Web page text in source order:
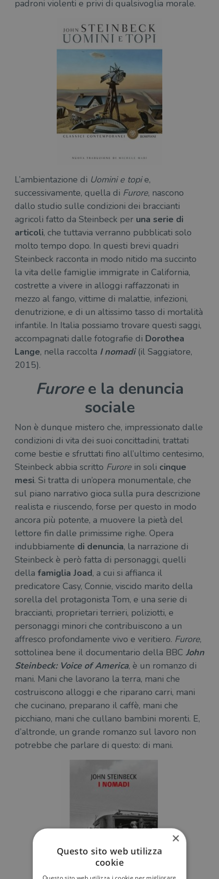
padroni violenti e privi di qualsivoglia morale.
L’ambientazione di Uomini e topie,
successivamente, quella di Furore, nascono
dallo studio sulle condizioni dei braccianti
agricoli fatto da Steinbeck per una serie di
articoli, che tuttavia verranno pubblicati solo
molto tempo dopo. In questi brevi quadri
Steinbeck racconta in modo nitido ma succinto
la vita delle famiglie immigrate in California,
costrette a vivere in alloggi raffazzonati in
mezzo al fango, vittime di malattie, infezioni,
denutrizione, e di un altissimo tasso di mortalità
infantile. In Italia possiamo trovare questi saggi,
accompagnati dalle fotografie di Dorothea
Lange, nella raccolta I nomadi(il Saggiatore,
2015).
Furore e la denuncia
sociale
Non è dunque mistero che, impressionato dalle
condizioni di vita dei suoi concittadini, trattati
come bestie e sfruttati fino all’ultimo centesimo,
Steinbeck abbia scritto Furore in soli cinque
mesi. Si tratta di un’opera monumentale, che
sul piano narrativo gioca sulla pura descrizione
realista e riuscendo, forse per questo in modo
ancora più potente, a muovere la pietà del
lettore fin dalle primissime righe. Opera
indubbiamente di denuncia, la narrazione di
Steinbeck è però fatta di personaggi, quelli
della famiglia Joad, a cui si affianca il
predicatore Casy, Connie, viscido marito della
sorella del protagonista Tom, e una serie di
braccianti, proprietari terrieri, poliziotti, e
personaggi minori che contribuiscono a un
affresco profondamente vivo e veritiero. Furore,
sottolinea bene il documentario della BBC John
Steinbeck: Voice of America, è un romanzo di
mani. Mani che lavorano la terra, mani che
costruiscono alloggi e che riparano carri, mani
che cucinano, preparano il caffè, mani che
picchiano, mani che cullano bambini morenti. E,
d’altronde, un grande romanzo sul lavoro non
potrebbe che parlare di questo: di mani.
×
Questo sito web utilizza
cookie